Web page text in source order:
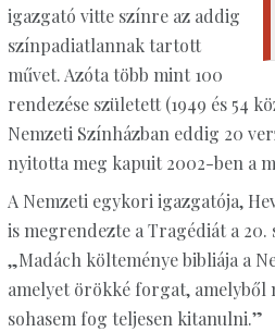
igazgató vitte színre az addig
színpadiatlannak tartott
művet. Azóta több mint 100
rendezése született (1949 és 54
Nemzeti Színházban eddig 20
nyitotta meg kapuit 2002-ben a
A Nemzeti egykori igazgatója,
is megrendezte a Tragédiát a
„Madách költeménye bibliája a
amelyet örökké forgat, amelyből
sohasem fog teljesen kitanulni.”